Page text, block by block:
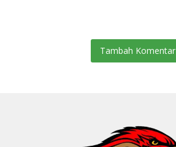
Tambah Komentar